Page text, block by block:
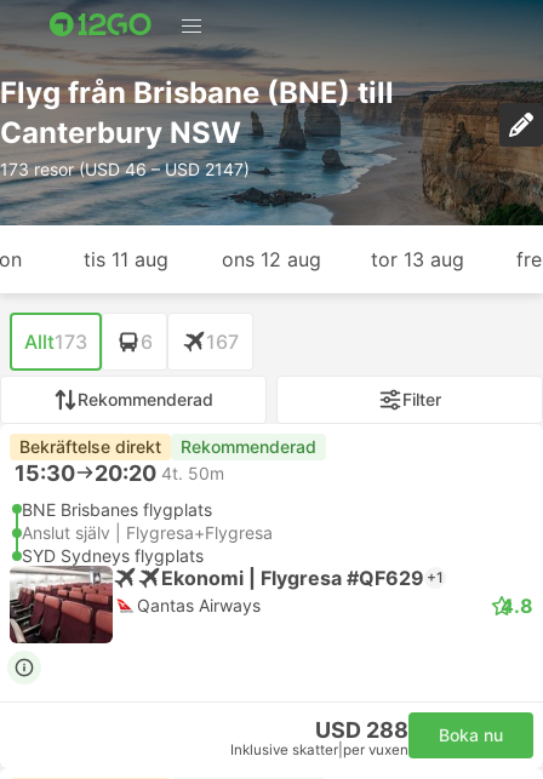
Flyg från Brisbane (BNE) till
Canterbury NSW
173 resor (USD 46 – USD 2147)
tis 11 aug ons 12 aug tor 13 aug
Allt173 6 167
Rekommenderad Filter
Bekräftelse direkt Rekommenderad
15:30 20:20 4t. 50m
BNE Brisbanes flygplats
Anslut själv | Flygresa+Flygresa
SYD Sydneys flygplats
Ekonomi | Flygresa #QF629 +1
Qantas Airways 4.8
USD 288
Inklusive skatter per vuxen
Boka nu